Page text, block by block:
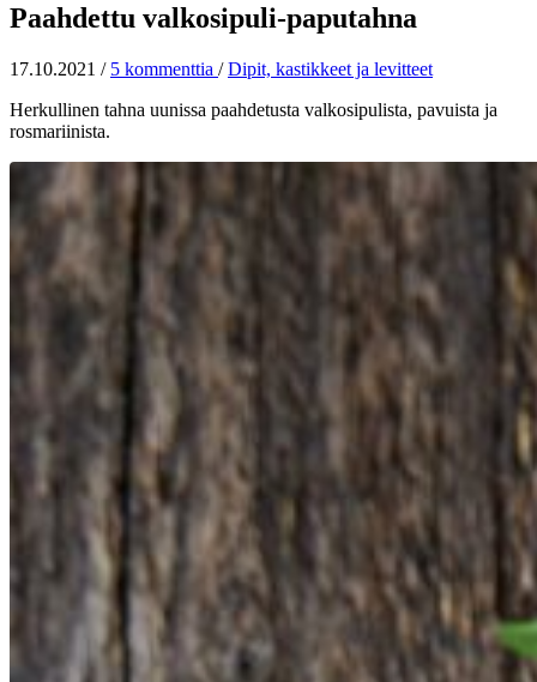
Paahdettu valkosipuli-paputahna
17.10.2021 / 5 kommenttia / Dipit, kastikkeet ja levitteet
Herkullinen tahna uunissa paahdetusta valkosipulista, pavuista ja
rosmariinista.